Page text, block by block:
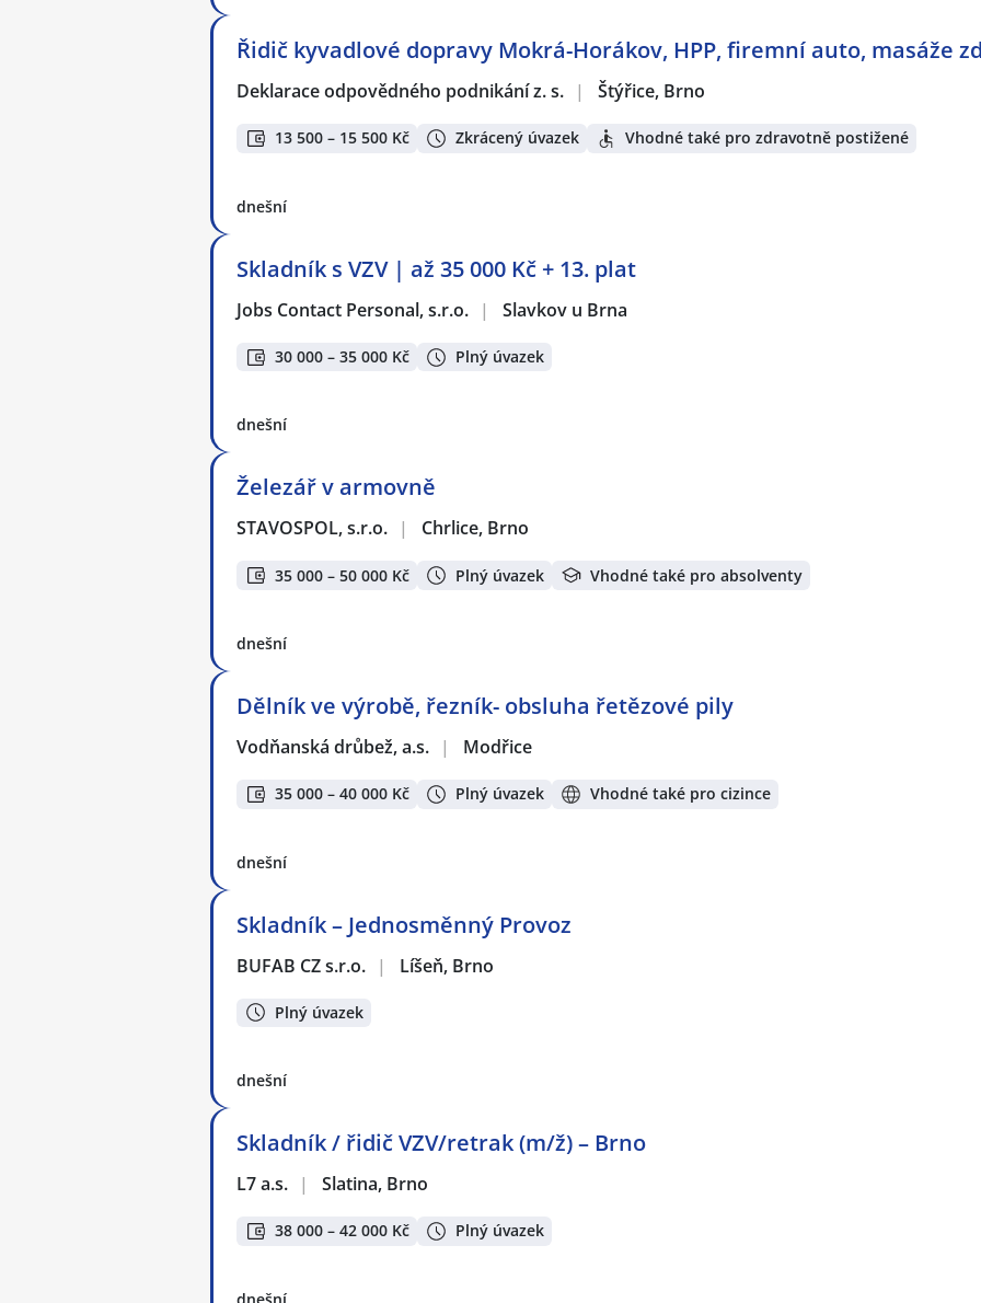
Řidič kyvadlové dopravy Mokrá-Horákov, HPP, firemní auto, masáže
Deklarace odpovědného podnikání z. s. | Štýřice, Brno
13 500 – 15 500 Kč Zkrácený úvazek Vhodné také pro zdravotně postižené
dnešní
Skladník s VZV | až 35 000 Kč + 13. plat
Jobs Contact Personal, s.r.o. | Slavkov u Brna
30 000 – 35 000 Kč Plný úvazek
dnešní
Železář v armovně
STAVOSPOL, s.r.o. | Chrlice, Brno
35 000 – 50 000 Kč Plný úvazek Vhodné také pro absolventy
dnešní
Dělník ve výrobě, řezník- obsluha řetězové pily
Vodňanská drůbež, a.s. | Modřice
35 000 – 40 000 Kč Plný úvazek Vhodné také pro cizince
dnešní
Skladník – Jednosměnný Provoz
BUFAB CZ s.r.o. | Líšeň, Brno
Plný úvazek
dnešní
Skladník / řidič VZV/retrak (m/ž) – Brno
L7 a.s. | Slatina, Brno
38 000 – 42 000 Kč Plný úvazek